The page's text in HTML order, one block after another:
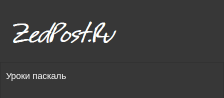
Уроки паскаль